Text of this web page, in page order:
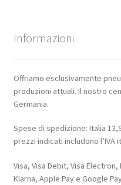
Informazioni
Offriamo esclusivamente
produzioni attuali. Il nostro
Germania.
Spese di spedizione: Italia
prezzi indicati includono l’IVA
Visa, Visa Debit, Visa
Klarna, Apple Pay e Google